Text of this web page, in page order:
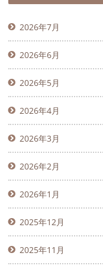
2026年7月
2026年6月
2026年5月
2026年4月
2026年3月
2026年2月
2026年1月
2025年12月
2025年11月